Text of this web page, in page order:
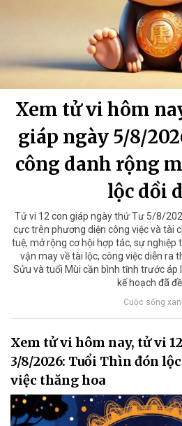
Xem tử vi hôm
giáp ngày 5/8/
công danh rộng
lộc dồi
Tử vi 12 con giáp ngày thứ Tư 5/8/
cực trên phương diện công việc và tài
tuệ, mở rộng cơ hội hợp tác, sự nghiệp
vận may về tài lộc, công việc diễn ra
Sửu và tuổi Mùi cần bình tĩnh trước áp
kế hoạch đã
Cuộc sống
Xem tử vi hôm nay, tử vi
3/8/2026: Tuổi Thìn đón
việc thăng hoa